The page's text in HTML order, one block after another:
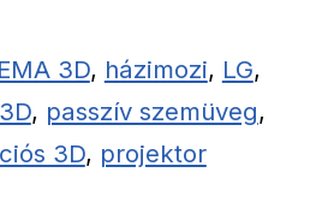
3D, házimozi, LG,
, passzív szemüveg,
3D, projektor